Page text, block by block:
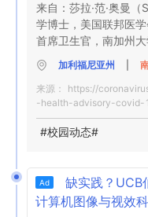
的分配计划。
大学正在根据联邦，
和优先原则，我们预
供可用剂量后立即接
己和他人的最佳方法
您对这些疫苗有疑问
目前为止的知识提供
您还可以在此处查看
以及为何医护人员选
的视频 。
来自：莎拉·范·奥曼
学博士，美国联邦医
首席卫生官，南加州
抄送：南加州大学教
日期： 2020年8月24
主题：社区卫生咨询
在秋季学期的第一周
学公园校园社区的学
加。在过去七天中：
加利福尼亚州
来源： https://
-health-advisory-
#校园动态#
Ad
缺实践？UCB
计算机图像与视效